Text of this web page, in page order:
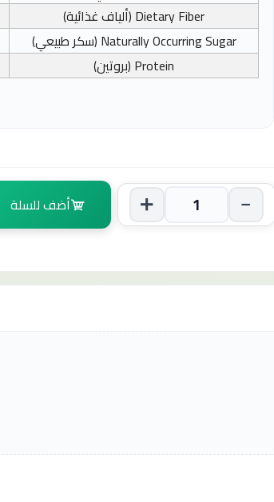
Dietary Fiber (ألياف غذائية)
Naturally Occurring Sugar (سكر طبيعي)
Protein (بروتين)
أضف للسلة